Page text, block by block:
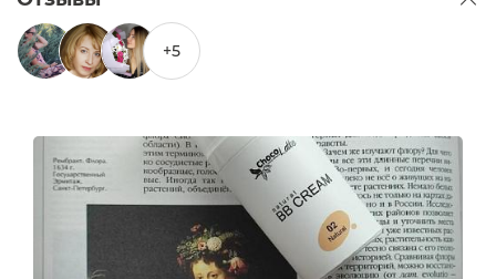
0/ 250
Находка для комбинированной кожи
Забудьте про многослойный макияж! Этот BB-
крем от ChocoLatte ложится на кожу, как
вторая кожа, идеально сливаясь с Вашим
естественным тоном. Никаких полос и прочих
"прелестей" плохого тональника. Только
ровный, сияющий цвет лица и ощущение
комфорта!
+5